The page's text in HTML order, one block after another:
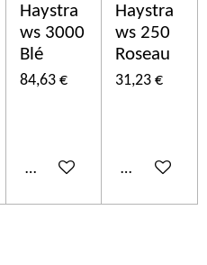
Haystra
ws 3000
Blé
84,63 €
Ajouter au panier
Haystra
ws 250
Roseau
31,23 €
Ajouter au